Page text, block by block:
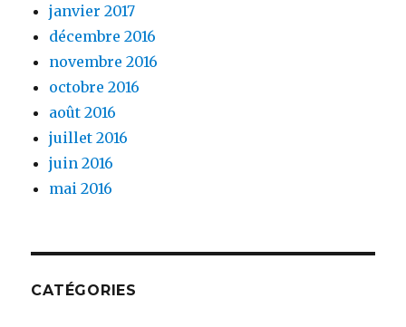
janvier 2017
décembre 2016
novembre 2016
octobre 2016
août 2016
juillet 2016
juin 2016
mai 2016
CATÉGORIES